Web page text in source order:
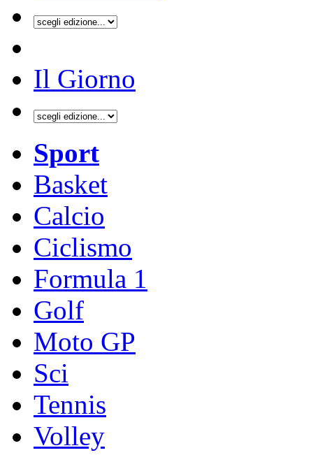
Il Giorno
Sport
Basket
Calcio
Ciclismo
Formula 1
Golf
Moto GP
Sci
Tennis
Volley